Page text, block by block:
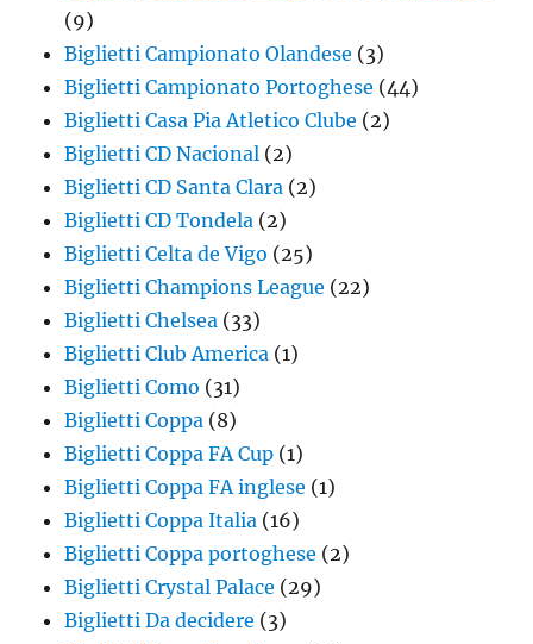
(9)
Biglietti Campionato Olandese (3)
Biglietti Campionato Portoghese (44)
Biglietti Casa Pia Atletico Clube (2)
Biglietti CD Nacional (2)
Biglietti CD Santa Clara (2)
Biglietti CD Tondela (2)
Biglietti Celta de Vigo (25)
Biglietti Champions League (22)
Biglietti Chelsea (33)
Biglietti Club America (1)
Biglietti Como (31)
Biglietti Coppa (8)
Biglietti Coppa FA Cup (1)
Biglietti Coppa FA inglese (1)
Biglietti Coppa Italia (16)
Biglietti Coppa portoghese (2)
Biglietti Crystal Palace (29)
Biglietti Da decidere (3)